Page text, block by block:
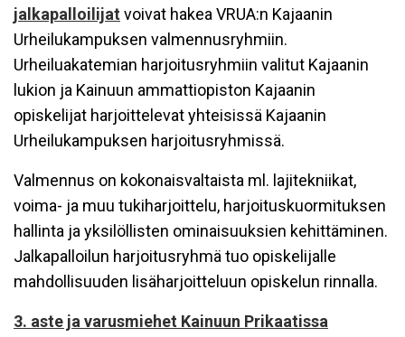
jalkapalloilijat voivat hakea VRUA:n Kajaanin
Urheilukampuksen valmennusryhmiin.
Urheiluakatemian harjoitusryhmiin valitut Kajaanin
lukion ja Kainuun ammattiopiston Kajaanin
opiskelijat harjoittelevat yhteisissä Kajaanin
Urheilukampuksen harjoitusryhmissä.
Valmennus on kokonaisvaltaista ml. lajitekniikat,
voima- ja muu tukiharjoittelu, harjoituskuormituksen
hallinta ja yksilöllisten ominaisuuksien kehittäminen.
Jalkapalloilun harjoitusryhmä tuo opiskelijalle
mahdollisuuden lisäharjoitteluun opiskelun rinnalla.
3. aste ja varusmiehet Kainuun Prikaatissa